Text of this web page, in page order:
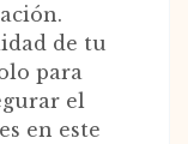
de tu
para
el
en este